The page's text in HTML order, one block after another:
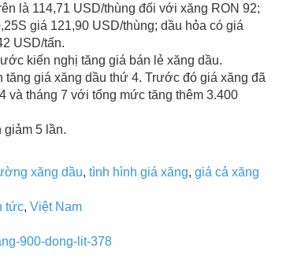
là 114,71 USD/thùng đối với xăng RON 92;
giá 121,90 USD/thùng; dầu hỏa có giá
USD/tấn.
kiến nghị tăng giá bán lẻ xăng dầu.
giá xăng dầu thứ 4. Trước đó giá xăng đã
và tháng 7 với tổng mức tăng thêm 3.400
5 lần.
xăng dầu, tình hình giá xăng, giá cả xăng
tức, Việt Nam
900-dong-lit-378